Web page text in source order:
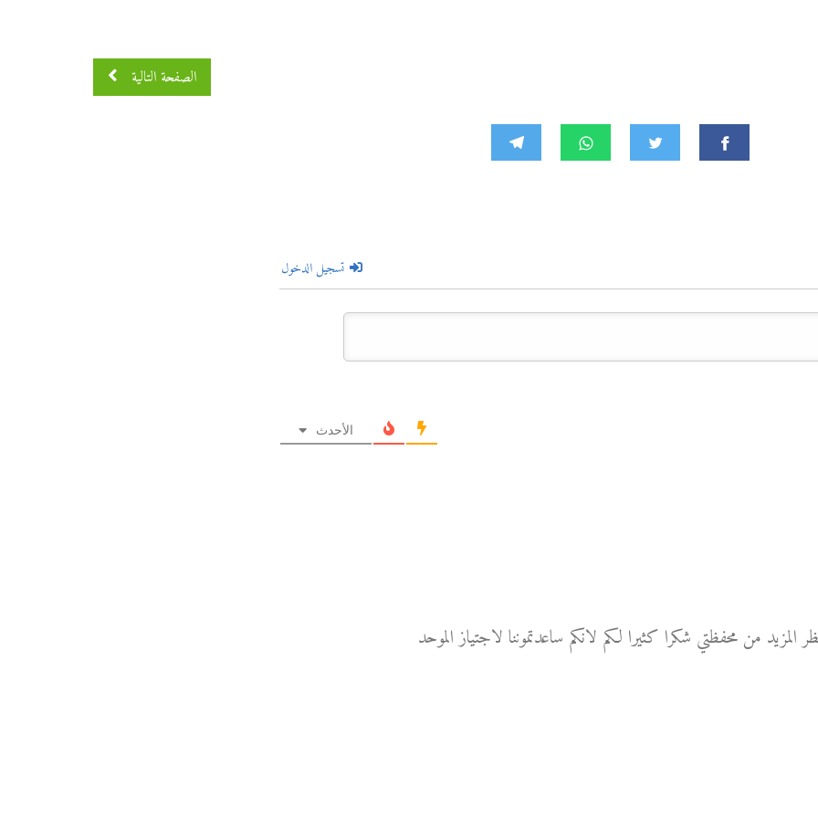
الصفحة التالية
تسجيل الدخول
الأحدث
المزيد من محفظتي شكرا كثيرا لكم لانكم ساعدتموننا لاجتياز الموحد